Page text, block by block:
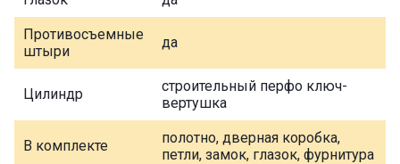
Противосъемные
штыри
да
Цилиндр
строительный перфо ключ-
вертушка
В комплекте
полотно, дверная коробка,
петли, замок, глазок, фурнитура